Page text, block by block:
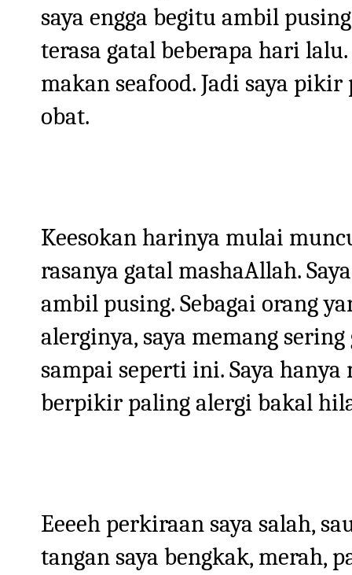
saya engga begitu ambil
terasa gatal beberapa hari
makan seafood. Jadi saya
obat.
Keesokan harinya mulai
rasanya gatal mashaAllah.
ambil pusing. Sebagai orang
alerginya, saya memang
sampai seperti ini. Saya
berpikir paling alergi bakal
Eeeeh perkiraan saya salah,
tangan saya bengkak, merah,